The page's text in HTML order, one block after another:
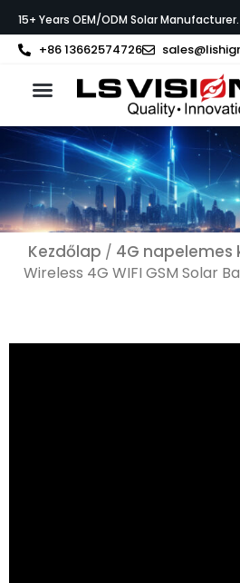
to
content
15+ Years OEM/ODM Solar Manufacturer.
+86 13662574726
Kezdőlap / 4G napelemes
Wireless 4G WIFI GSM Solar